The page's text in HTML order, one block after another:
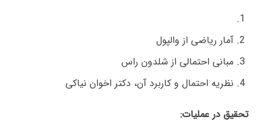
آمار ریاضی از والپول
مبانی احتمالی از شلدون راس
نظریه احتمال و کاربرد آن، دکتر اخوان نیاکی
تحقیق در عملیات: